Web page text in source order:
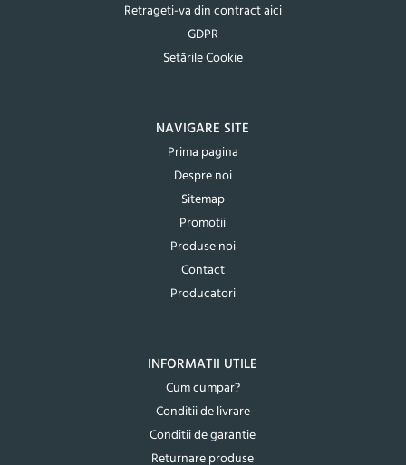
Retrageti-va din contract aici
GDPR
Setările Cookie
NAVIGARE SITE
Prima pagina
Despre noi
Sitemap
Promotii
Produse noi
Contact
Producatori
INFORMATII UTILE
Cum cumpar?
Conditii de livrare
Conditii de garantie
Returnare produse